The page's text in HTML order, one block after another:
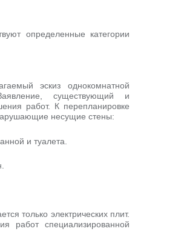
определенные категории
эскиз однокомнатной
существующий и
работ. К перепланировке
несущие стены:
и туалета.
только электрических плит.
работ специализированной